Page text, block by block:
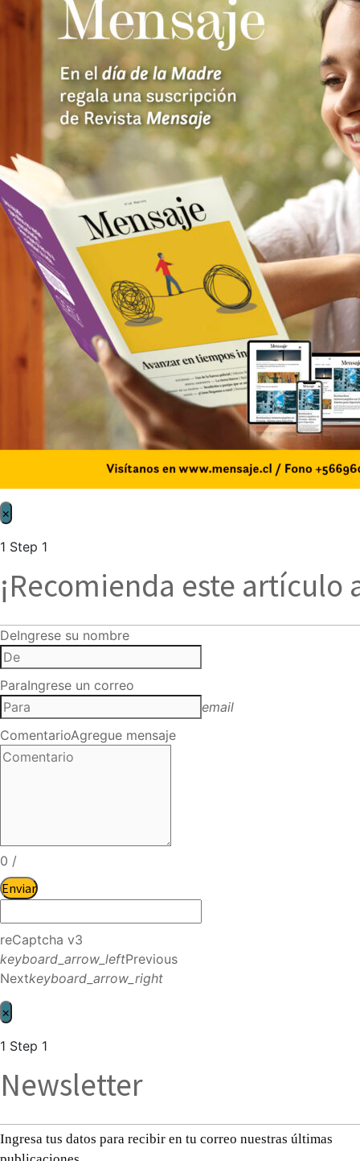
×
1 Step 1
¡Recomienda este artículo
DeIngrese su nombre
ParaIngrese un correo
email
ComentarioAgregue mensaje
0 /
Enviar
reCaptcha v3
keyboard_arrow_leftPrevious
Nextkeyboard_arrow_right
×
1 Step 1
Newsletter
Ingresa tus datos para recibir en tu correo nuestras últimas